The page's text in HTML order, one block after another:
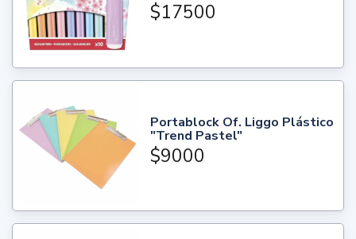
$17500
Portablock Of. Liggo Plástico
"Trend Pastel"
$9000